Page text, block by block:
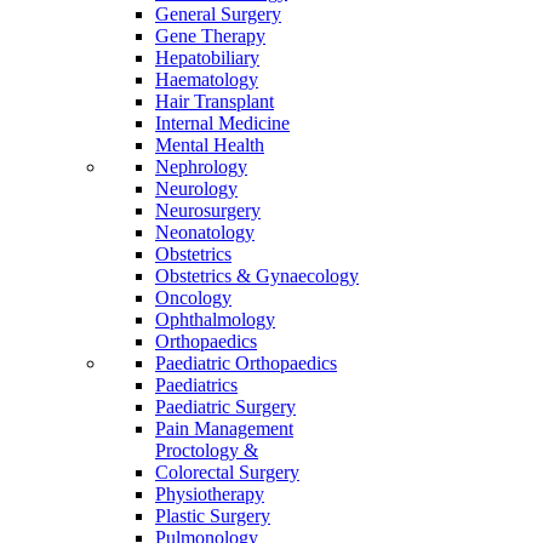
General Surgery
Gene Therapy
Hepatobiliary
Haematology
Hair Transplant
Internal Medicine
Mental Health
Nephrology
Neurology
Neurosurgery
Neonatology
Obstetrics
Obstetrics & Gynaecology
Oncology
Ophthalmology
Orthopaedics
Paediatric Orthopaedics
Paediatrics
Paediatric Surgery
Pain Management
Proctology &
Colorectal Surgery
Physiotherapy
Plastic Surgery
Pulmonology